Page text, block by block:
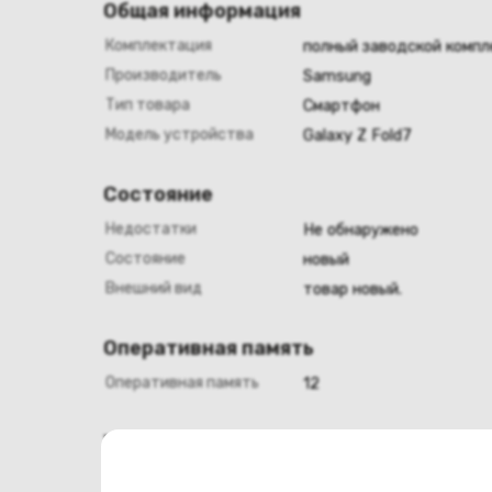
Общая информация
Комплектация
полный заводской
Производитель
Samsung
Тип товара
Смартфон
Модель устройства
Galaxy Z Fold7
Состояние
Недостатки
Не обнаружено
Состояние
новый
Внешний вид
товар новый.
Оперативная память
Оперативная память 12
Хранение данных